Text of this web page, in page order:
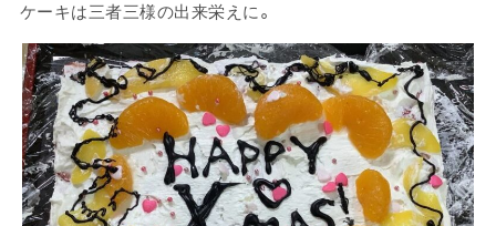
ケーキは三者三様の出来栄えに。